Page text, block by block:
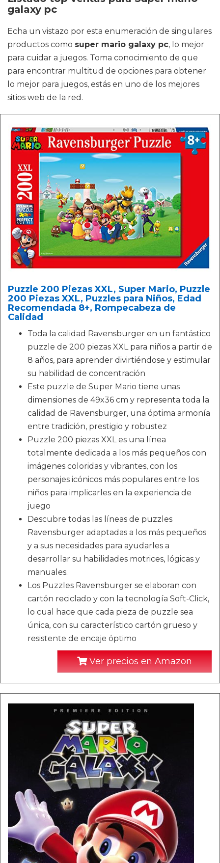
galaxy pc
Echa un vistazo por esta enumeración de singulares
productos como super mario galaxy pc, lo mejor
para cuidar a juegos. Toma conocimiento de que
para encontrar multitud de opciones para obtener
lo mejor para juegos, estás en uno de los mejores
sitios web de la red.
Puzzle 200 Piezas XXL, Super Mario, Puzzle
200 Piezas XXL, Puzzles para Niños, Edad
Recomendada 8+, Rompecabeza de
Calidad
Toda la calidad Ravensburger en un fantástico
puzzle de 200 piezas XXL para niños a partir de
8 años, para aprender divirtiéndose y estimular
su habilidad de concentración
Este puzzle de Super Mario tiene unas
dimensiones de 49x36 cm y representa toda la
calidad de Ravensburger, una óptima armonía
entre tradición, prestigio y robustez
Puzzle 200 piezas XXL es una línea
totalmente dedicada a los más pequeños con
imágenes coloridas y vibrantes, con los
personajes icónicos más populares entre los
niños para implicarles en la experiencia de
juego
Descubre todas las líneas de puzzles
Ravensburger adaptadas a los más pequeños
y a sus necesidades para ayudarles a
desarrollar su habilidades motrices, lógicas y
manuales.
Los Puzzles Ravensburger se elaboran con
cartón reciclado y con la tecnología Soft-Click,
lo cual hace que cada pieza de puzzle sea
única, con su característico cartón grueso y
resistente de encaje óptimo
Ver precios en Amazon